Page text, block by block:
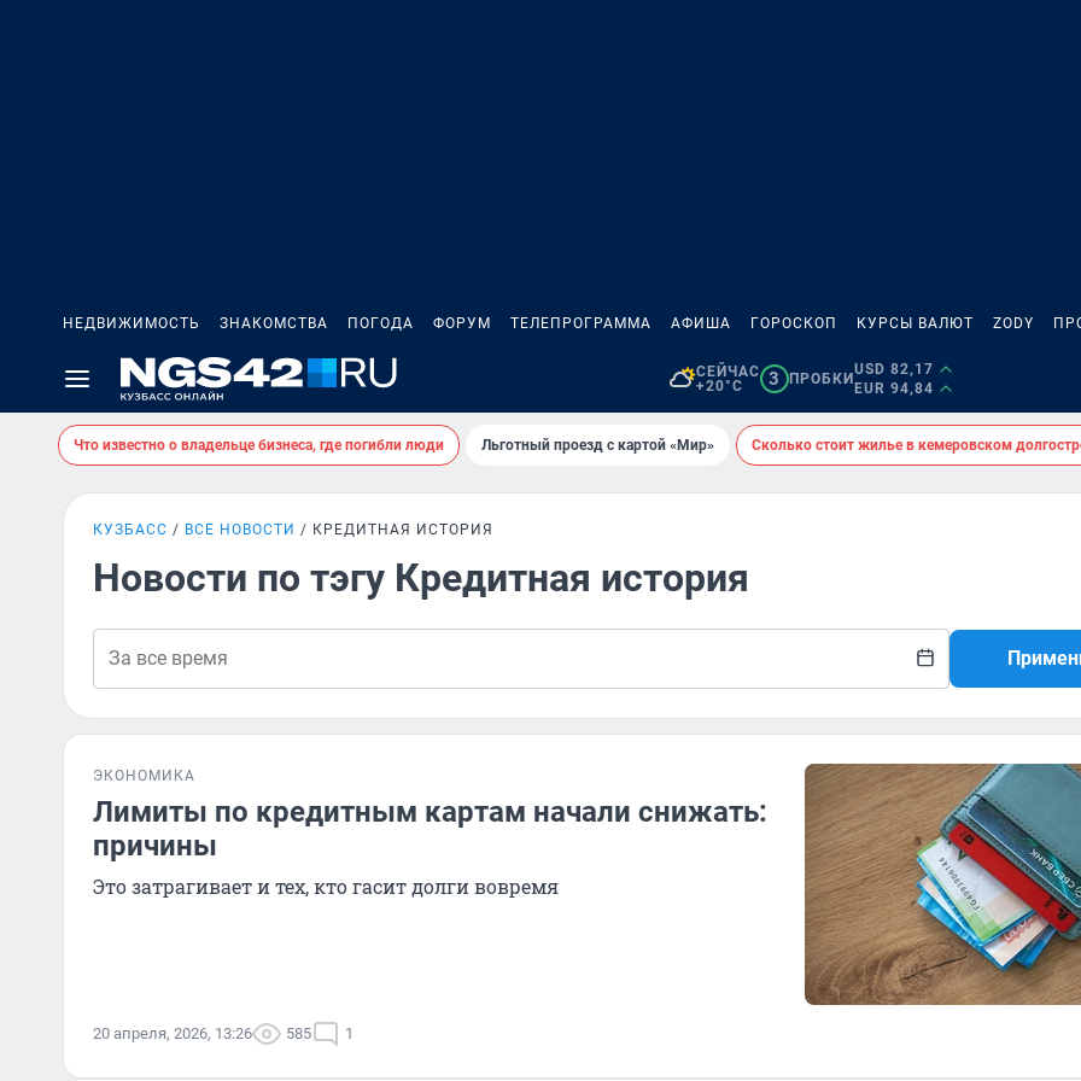
НЕДВИЖИМОСТЬ ЗНАКОМСТВА ПОГОДА ФОРУМ ТЕЛЕПРОГРАММА АФИША ГОРОСКОП КУРСЫ ВАЛЮТ ZODY
СЕЙЧАС
+20°C
3 ПРОБКИ
USD 82,17
EUR 94,84
Что известно о владельце бизнеса, где погибли люди Льготный проезд с картой «Мир» Сколько стоит жилье в кемеровском
КУЗБАСС ВСЕ НОВОСТИ КРЕДИТНАЯ ИСТОРИЯ
Новости по тэгу Кредитная история
ЭКОНОМИКА
Лимиты по кредитным картам начали снижать:
причины
Это затрагивает и тех, кто гасит долги вовремя
20 апреля, 2026, 13:26 585 1